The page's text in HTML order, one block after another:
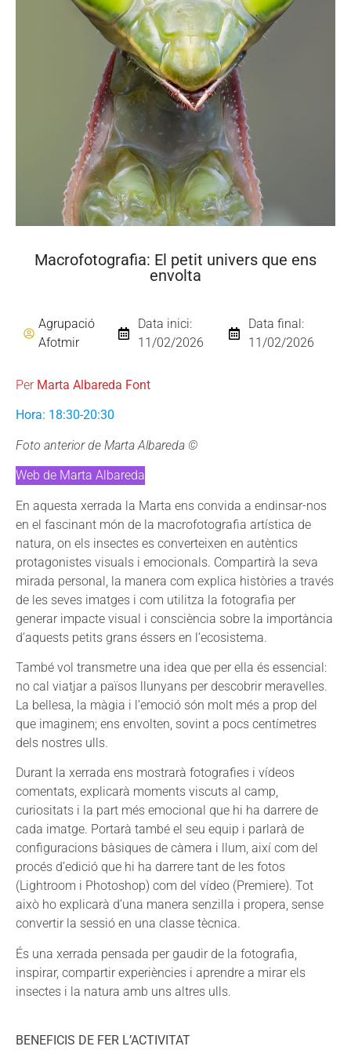
Macrofotografia: El petit univers que ens
envolta
Agrupació
Afotmir
Data inici:
11/02/2026
Data final:
11/02/2026
Per Marta Albareda Font
Hora: 18:30-20:30
Foto anterior de Marta Albareda ©
Web de Marta Albareda
En aquesta xerrada la Marta ens convida a endinsar-nos
en el fascinant món de la macrofotografia artística de
natura, on els insectes es converteixen en autèntics
protagonistes visuals i emocionals. Compartirà la seva
mirada personal, la manera com explica històries a través
de les seves imatges i com utilitza la fotografia per
generar impacte visual i consciència sobre la importància
d’aquests petits grans éssers en l’ecosistema.
També vol transmetre una idea que per ella és essencial:
no cal viatjar a països llunyans per descobrir meravelles.
La bellesa, la màgia i l’emoció són molt més a prop del
que imaginem; ens envolten, sovint a pocs centímetres
dels nostres ulls.
Durant la xerrada ens mostrarà fotografies i vídeos
comentats, explicarà moments viscuts al camp,
curiositats i la part més emocional que hi ha darrere de
cada imatge. Portarà també el seu equip i parlarà de
configuracions bàsiques de càmera i llum, així com del
procés d’edició que hi ha darrere tant de les fotos
(Lightroom i Photoshop) com del vídeo (Premiere). Tot
això ho explicarà d’una manera senzilla i propera, sense
convertir la sessió en una classe tècnica.
És una xerrada pensada per gaudir de la fotografia,
inspirar, compartir experiències i aprendre a mirar els
insectes i la natura amb uns altres ulls.
BENEFICIS DE FER L’ACTIVITAT